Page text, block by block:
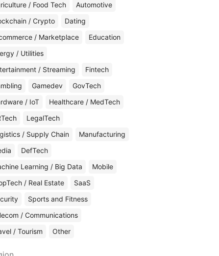
/ Food Tech
Automotive
/ Crypto
Dating
/ Marketplace
Education
/ Utilities
/ Streaming
Fintech
Gamedev
GovTech
/ IoT
Healthcare / MedTech
LegalTech
/ Supply Chain
Manufacturing
DefTech
Learning / Big Data
Mobile
/ Real Estate
SaaS
Sports and Fitness
/ Communications
/ Tourism
Other